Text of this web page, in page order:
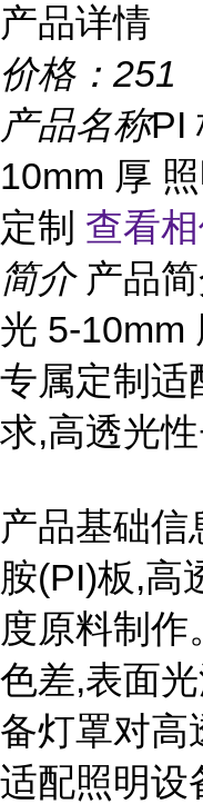
产品详情
价格： 251
产品名称PI
10mm 厚
定制 查看
简介 产品
光 5-10mm
专属定制适
求,高透光
产品基础信
胺(PI)板,高
度原料制
色差,表面
备灯罩对高
适配照明设